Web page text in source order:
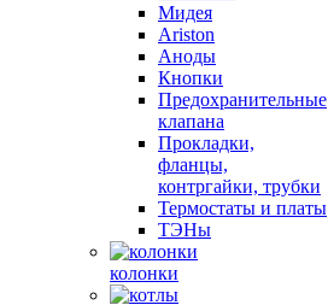
Мидея
Ariston
Аноды
Кнопки
Предохранительные
клапана
Прокладки,
фланцы,
контргайки, трубки
Термостаты и платы
ТЭНы
колонки